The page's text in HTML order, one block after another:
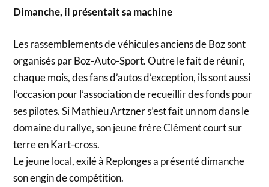
Dimanche, il présentait sa machine
Les rassemblements de véhicules anciens de Boz sont
organisés par Boz-Auto-Sport. Outre le fait de réunir,
chaque mois, des fans d’autos d’exception, ils sont aussi
l’occasion pour l’association de recueillir des fonds pour
ses pilotes. Si Mathieu Artzner s’est fait un nom dans le
domaine du rallye, son jeune frère Clément court sur
terre en Kart-cross.
Le jeune local, exilé à Replonges a présenté dimanche
son engin de compétition.